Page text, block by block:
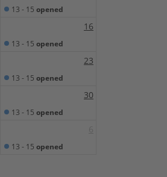
13 - 15 opened
16
13 - 15 opened
23
13 - 15 opened
30
13 - 15 opened
13 - 15 opened